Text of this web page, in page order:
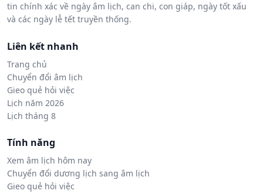
tin chính xác về ngày âm lịch, can chi, con giáp, ngày tốt xấu
và các ngày lễ tết truyền thống.
Liên kết nhanh
Trang chủ
Chuyển đổi âm lịch
Gieo quẻ hỏi việc
Lịch năm 2026
Lịch tháng 8
Tính năng
Xem âm lịch hôm nay
Chuyển đổi dương lịch sang âm lịch
Gieo quẻ hỏi việc